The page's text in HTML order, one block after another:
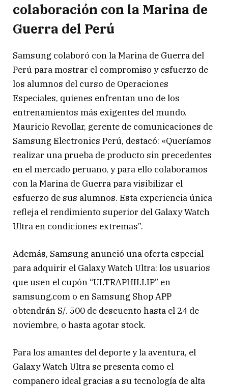
colaboración con la Marina de
Guerra del Perú
Samsung colaboró con la Marina de Guerra del
Perú para mostrar el compromiso y esfuerzo de
los alumnos del curso de Operaciones
Especiales, quienes enfrentan uno de los
entrenamientos más exigentes del mundo.
Mauricio Revollar, gerente de comunicaciones de
Samsung Electronics Perú, destacó: «Queríamos
realizar una prueba de producto sin precedentes
en el mercado peruano, y para ello colaboramos
con la Marina de Guerra para visibilizar el
esfuerzo de sus alumnos. Esta experiencia única
refleja el rendimiento superior del Galaxy Watch
Ultra en condiciones extremas”.
Además, Samsung anunció una oferta especial
para adquirir el Galaxy Watch Ultra: los usuarios
que usen el cupón “ULTRAPHILLIP” en
samsung.com o en Samsung Shop APP
obtendrán S/. 500 de descuento hasta el 24 de
noviembre, o hasta agotar stock.
Para los amantes del deporte y la aventura, el
Galaxy Watch Ultra se presenta como el
compañero ideal gracias a su tecnología de alta